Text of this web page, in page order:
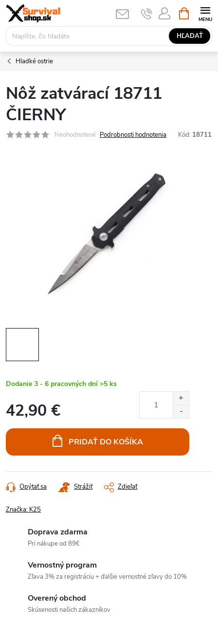
Prejsť
obsah
HĽADAŤ
KOŠÍK
Hladké ostrie
Nôž zatvárací 18711
ČIERNY
Neohodnotené Podrobnosti hodnotenia Kód: 18711
Dodanie 3 - 6 pracovných dní >5 ks
42,90 €
cena:
PRIDAŤ DO KOŠÍKA
Opýtať sa Strážiť Zdieľať
Značka: K25
Doprava zdarma
Pri nákupe od 89€
Vernostný program
Zľava 3% za registráciu + ďalšie vernostné zľavy do 10%
Overený obchod
Skúsenosti našich zákazníkov